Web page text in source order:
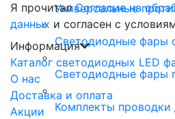
Универсальные
Светодиодные фары
Светодиодные фары
Комплекты
Я прочиталСогласие на
данных и согласен с
Информация
Каталог светодиодных LED
О нас
Доставка и оплата
Акции